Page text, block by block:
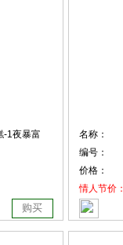
-1夜暴富
购买
名称：
编号：
价格：
情人节价：